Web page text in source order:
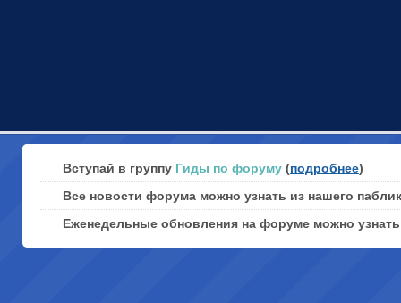
Вступай в группу Гиды по форуму (подробнее)
Все новости форума можно узнать из нашего
Еженедельные обновления на форуме можно